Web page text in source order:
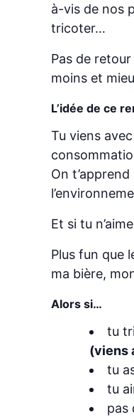
à-vis de nos
tricoter…
Pas de
moins et
L’idée de ce
Tu viens
On
Et si tu
Plus fun que
ma bière,
Alors si…
tu
(viens
tu
tu
pas